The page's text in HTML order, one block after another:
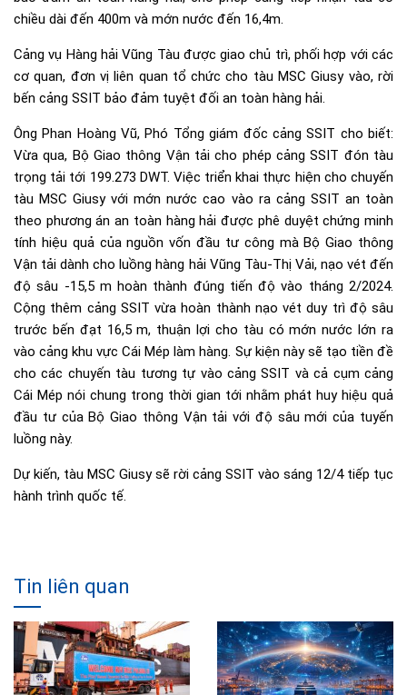
chiều dài đến 400m và mớn nước đến 16,4m.
Cảng vụ Hàng hải Vũng Tàu được giao chủ trì, phối hợp với các
cơ quan, đơn vị liên quan tổ chức cho tàu MSC Giusy vào, rời
bến cảng SSIT bảo đảm tuyệt đối an toàn hàng hải.
Ông Phan Hoàng Vũ, Phó Tổng giám đốc cảng SSIT cho biết:
Vừa qua, Bộ Giao thông Vận tải cho phép cảng SSIT đón tàu
trọng tải tới 199.273 DWT. Việc triển khai thực hiện cho chuyến
tàu MSC Giusy với mớn nước cao vào ra cảng SSIT an toàn
theo phương án an toàn hàng hải được phê duyệt chứng minh
tính hiệu quả của nguồn vốn đầu tư công mà Bộ Giao thông
Vận tải dành cho luồng hàng hải Vũng Tàu-Thị Vải, nạo vét đến
độ sâu -15,5 m hoàn thành đúng tiến độ vào tháng 2/2024.
Cộng thêm cảng SSIT vừa hoàn thành nạo vét duy trì độ sâu
trước bến đạt 16,5 m, thuận lợi cho tàu có mớn nước lớn ra
vào cảng khu vực Cái Mép làm hàng. Sự kiện này sẽ tạo tiền đề
cho các chuyến tàu tương tự vào cảng SSIT và cả cụm cảng
Cái Mép nói chung trong thời gian tới nhằm phát huy hiệu quả
đầu tư của Bộ Giao thông Vận tải với độ sâu mới của tuyến
luồng này.
Dự kiến, tàu MSC Giusy sẽ rời cảng SSIT vào sáng 12/4 tiếp tục
hành trình quốc tế.
Tin liên quan